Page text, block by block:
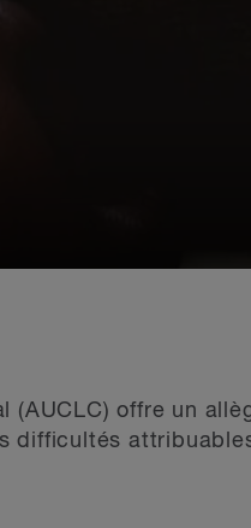
(AUCLC) offre un
difficultés